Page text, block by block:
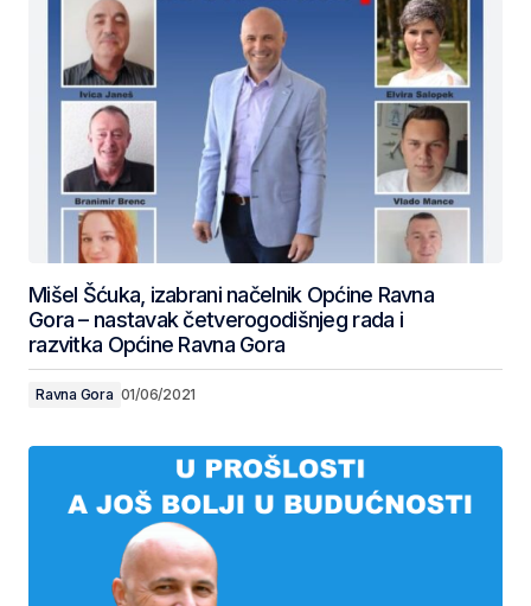
Mišel Šćuka, izabrani načelnik Općine Ravna
Gora – nastavak četverogodišnjeg rada i
razvitka Općine Ravna Gora
Ravna Gora 01/06/2021